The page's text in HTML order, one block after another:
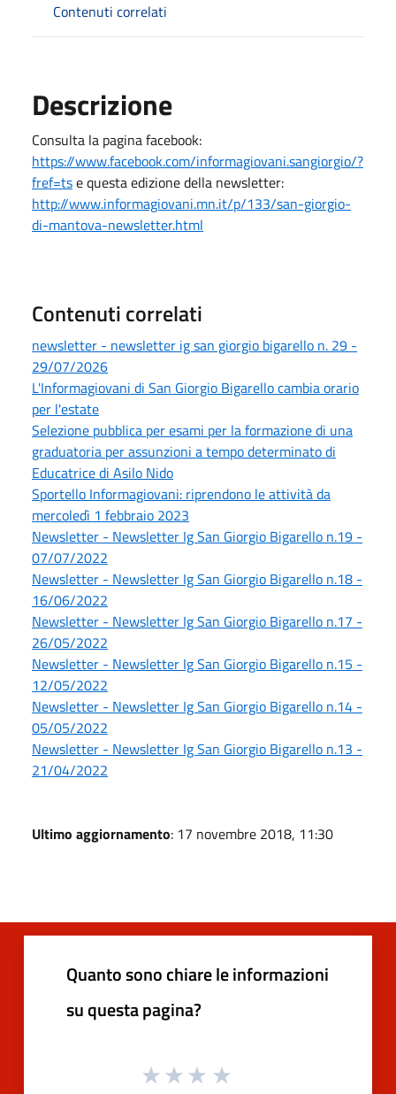
Contenuti correlati
Descrizione
Consulta la pagina facebook:
https://www.facebook.com/informagiovani.sangiorgio/?
fref=tse questa edizione della newsletter:
http://www.informagiovani.mn.it/p/133/san-giorgio-
di-mantova-newsletter.html
Contenuti correlati
newsletter - newsletter ig san giorgio bigarello n. 29 -
29/07/2026
L'Informagiovani di San Giorgio Bigarello cambia orario
per l'estate
Selezione pubblica per esami per la formazione di una
graduatoria per assunzioni a tempo determinato di
Educatrice di Asilo Nido
Sportello Informagiovani: riprendono le attività da
mercoledì 1 febbraio 2023
Newsletter - Newsletter Ig San Giorgio Bigarello n.19 -
07/07/2022
Newsletter - Newsletter Ig San Giorgio Bigarello n.18 -
16/06/2022
Newsletter - Newsletter Ig San Giorgio Bigarello n.17 -
26/05/2022
Newsletter - Newsletter Ig San Giorgio Bigarello n.15 -
12/05/2022
Newsletter - Newsletter Ig San Giorgio Bigarello n.14 -
05/05/2022
Newsletter - Newsletter Ig San Giorgio Bigarello n.13 -
21/04/2022
Ultimo aggiornamento: 17 novembre 2018, 11:30
Quanto sono chiare le informazioni
su questa pagina?